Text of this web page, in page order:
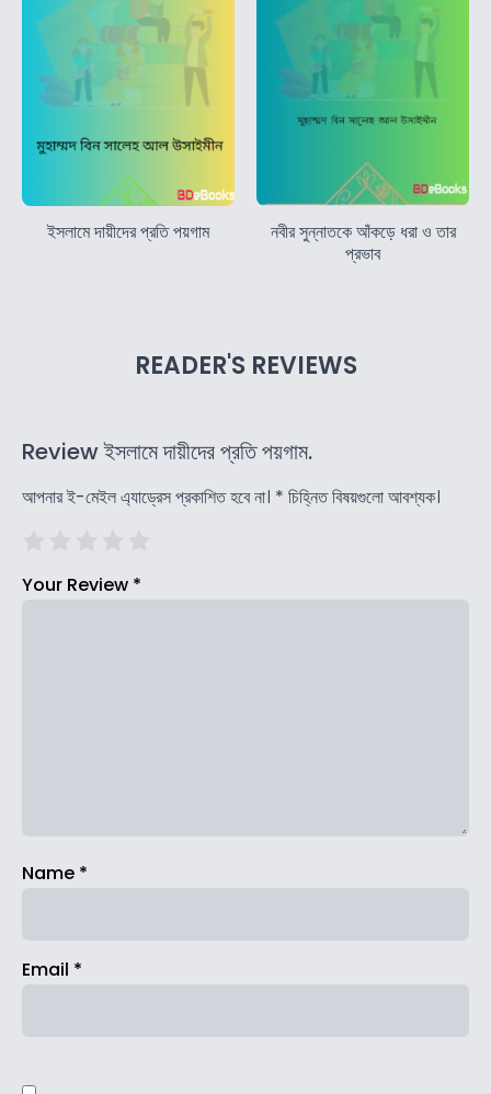
ইসলামে দায়ীদের প্রতি পয়গাম
নবীর সুন্নাতকে আঁকড়ে ধরা ও তার
প্রভাব
READER'S REVIEWS
Review ইসলামে দায়ীদের প্রতি পয়গাম.
আপনার ই-মেইল এ্যাড্রেস প্রকাশিত হবে না। * চিহ্নিত বিষয়গুলো আবশ্যক।
Your Review *
Name *
Email *